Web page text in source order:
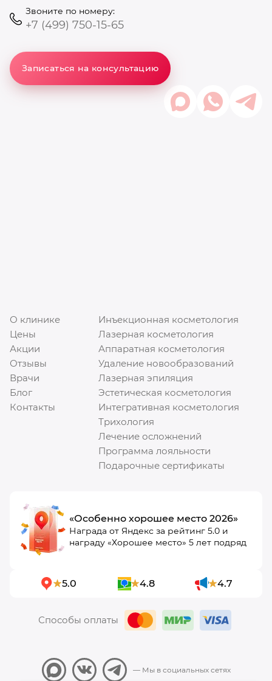
Звоните по номеру:
+7 (499) 750-15-65
Записаться на консультацию
О клинике
Цены
Акции
Отзывы
Врачи
Блог
Контакты
Инъекционная косметология
Лазерная косметология
Аппаратная косметология
Удаление новообразований
Лазерная эпиляция
Эстетическая косметология
Интегративная косметология
Трихология
Лечение осложнений
Программа лояльности
Подарочные сертификаты
«Особенно хорошее место 2026»
Награда от Яндекс за рейтинг 5.0 и
награду «Хорошее место» 5 лет подряд
5.0 4.8 4.7
Способы оплаты
— Мы в социальных сетях